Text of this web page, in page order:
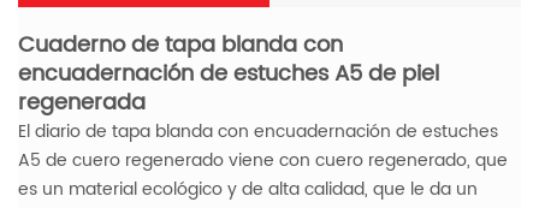
Cuaderno de tapa blanda con
encuadernación de estuches A5 de piel
regenerada
El diario de tapa blanda con encuadernación de estuches
A5 de cuero regenerado viene con cuero regenerado, que
es un material ecológico y de alta calidad, que le da un